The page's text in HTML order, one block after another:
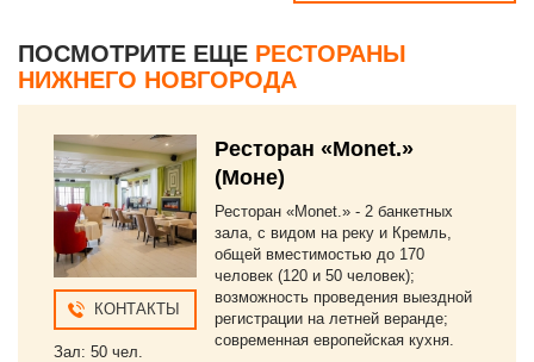
ПОСМОТРИТЕ ЕЩЕ РЕСТОРАНЫ
НИЖНЕГО НОВГОРОДА
КОНТАКТЫ
Зал: 50 чел.
Ресторан «Monet.»
(Моне)
Ресторан «Monet.» - 2 банкетных
зала, с видом на реку и Кремль,
общей вместимостью до 170
человек (120 и 50 человек);
возможность проведения выездной
регистрации на летней веранде;
современная европейская кухня.